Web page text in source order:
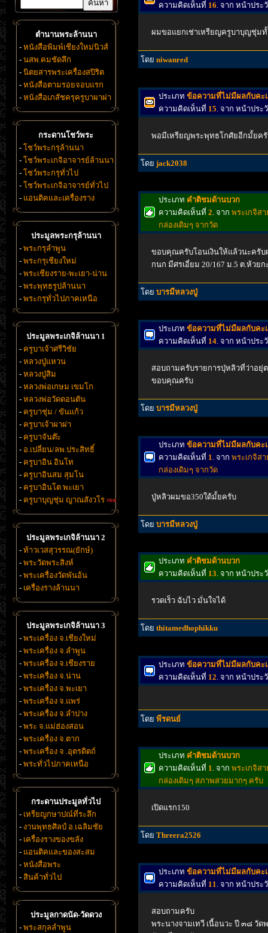
ตำนานพระล้านนา
- หนังสือพิมพ์เชียงใหม่นิวส์
- นสพ.คมชัดลึก
- นิตยสารพระเครื่องสปิริต
- หนังสือตามรอยจอบแรก
- หนังสือเภสัชครุครูบาผาผ่า
กระดานโชว์พระ
- โชว์พระกรุล้านนา
- โชว์พระเกจิอาจารย์ล้านนา
- โชว์พระกรุทั่วไป
- โชว์พระเกจิอาจารย์ทั่วไป
- แอนติคและเครื่องราง
ประมูลพระกรุล้านนา
- พระกรุลำพูน
- พระกรุเชียงใหม่
- พระเชียงราย-พะเยา-น่าน
- พระพุทธรูปล้านนา
- พระกรุทั่วไปภาคเหนือ
ประมูลพระเกจิล้านนา 1
- ครูบาเจ้าศรีวิชัย
- หลวงปู่แหวน
- หลวงปู่สิม
- หลวงพ่อเกษม เขมโก
- หลวงพ่อวัดดอนตัน
- ครูบาชุ่ม / ขันแก้ว
- ครูบาเจ้าผาผ่า
- ครูบาจันต๊ะ
- อ.เปลี่ยน/ลพ.ประสิทธิ์
- ครูบาอิน อินโท
- ครูบาอินสม สุมโน
- ครูบาอินโต พะเยา
- ครูบาบุญชุ่ม ญาณสังวโร
ประมูลพระเกจิล้านนา 2
- ท้าวเวสสุวรรณ(ยักษ์)
- พระวัดพระสิงห์
- พระเครื่องวัดพันอ้น
- เครื่องรางล้านนา
ประมูลพระเกจิล้านนา 3
- พระเครื่อง จ.เชียงใหม่
- พระเครื่อง จ.ลำพูน
- พระเครื่อง จ.เชียงราย
- พระเครื่อง จ.น่าน
- พระเครื่อง จ.พะเยา
- พระเครื่อง จ.แพร่
- พระเครื่อง จ.ลำปาง
- พระ จ.แม่ฮ่องสอน
- พระเครื่อง จ.ตาก
- พระเครื่อง จ .อุตรดิตถ์
- พระทั่วไปภาคเหนือ
กระดานประมูลทั่วไป
- เหรียญกษาปณ์ที่ระลึก
- งานพุทธศิลป์ อ.เฉลิมชัย
- เครื่องรางของขลัง
- แอนติคและของสะสม
- หนังสือพระ
- สินค้าทั่วไป
ประมูลกาดนัด-วัดดวง
- พระสกุลลำพูน
ความคิดเห็นที่ 16. จาก หน้าประ
ผมขอแยกเช่าเหรียญครูบาบุญชุ่มทั้
โดย niwanred
ประเภท ข้อความที่ไม่มีผลกับคะ
ความคิดเห็นที่ 15. จาก หน้าประ
พอมีเหรียญพระพุทธโกศัยอีกมั้ยค
โดย jack2038
ประเภท คำติชมด้านบวก
ความคิดเห็นที่ 2. จาก พระเกจิส
กล่องเดิมๆ จากวัด
ขอบคุณครับโอนเงินให้แล้วนะครั
กนก มีศรเอี่ยม 20/167 ม.5 ต.ห้วยก
โดย บารมีหลวงปู่
ประเภท ข้อความที่ไม่มีผลกับคะ
ความคิดเห็นที่ 14. จาก หน้าประ
สอบถามครับรายการปุ่หลิวที่ว่าอยุ่
ขอบคุณครับ
โดย บารมีหลวงปู่
ประเภท ข้อความที่ไม่มีผลกับคะ
ความคิดเห็นที่ 1. จาก พระเกจิส
กล่องเดิมๆ จากวัด
ปู่หลิวผมขอ350ใด้มั้ยครับ
โดย บารมีหลวงปู่
ประเภท คำติชมด้านบวก
ความคิดเห็นที่ 13. จาก หน้าประ
รวดเร็ว ฉับไว มั่นใจได้
โดย thitamedhophikku
ประเภท ข้อความที่ไม่มีผลกับคะ
ความคิดเห็นที่ 12. จาก หน้าประ
โดย พีรดนย์
ประเภท คำติชมด้านบวก
ความคิดเห็นที่ 1. จาก พระเกจิส
กล่องเดิมๆ สภาพสวยมากๆ ครับ
เปิดแรก150
โดย Threera2526
ประเภท ข้อความที่ไม่มีผลกับคะ
ความคิดเห็นที่ 11. จาก หน้าประ
สอบถามครับ
พระนางจามเทวี เนื้อนวะ ปี ๓๘ วัด